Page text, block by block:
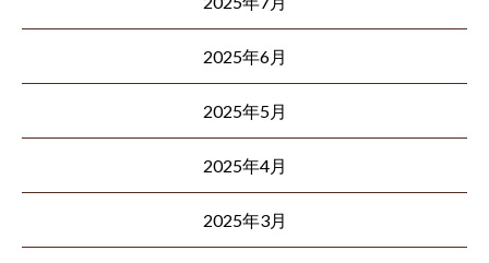
2025年6月
2025年5月
2025年4月
2025年3月